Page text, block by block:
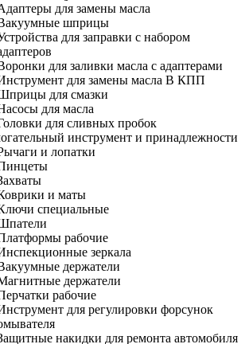
для замены масла
шприцы
для заправки с набором
для заливки масла с адаптерами
для замены масла В КПП
для смазки
для масла
для сливных пробок
инструмент и принадлежности
и лопатки
и маты
специальные
рабочие
зеркала
держатели
держатели
рабочие
для регулировки форсунок
накидки для ремонта автомобиля